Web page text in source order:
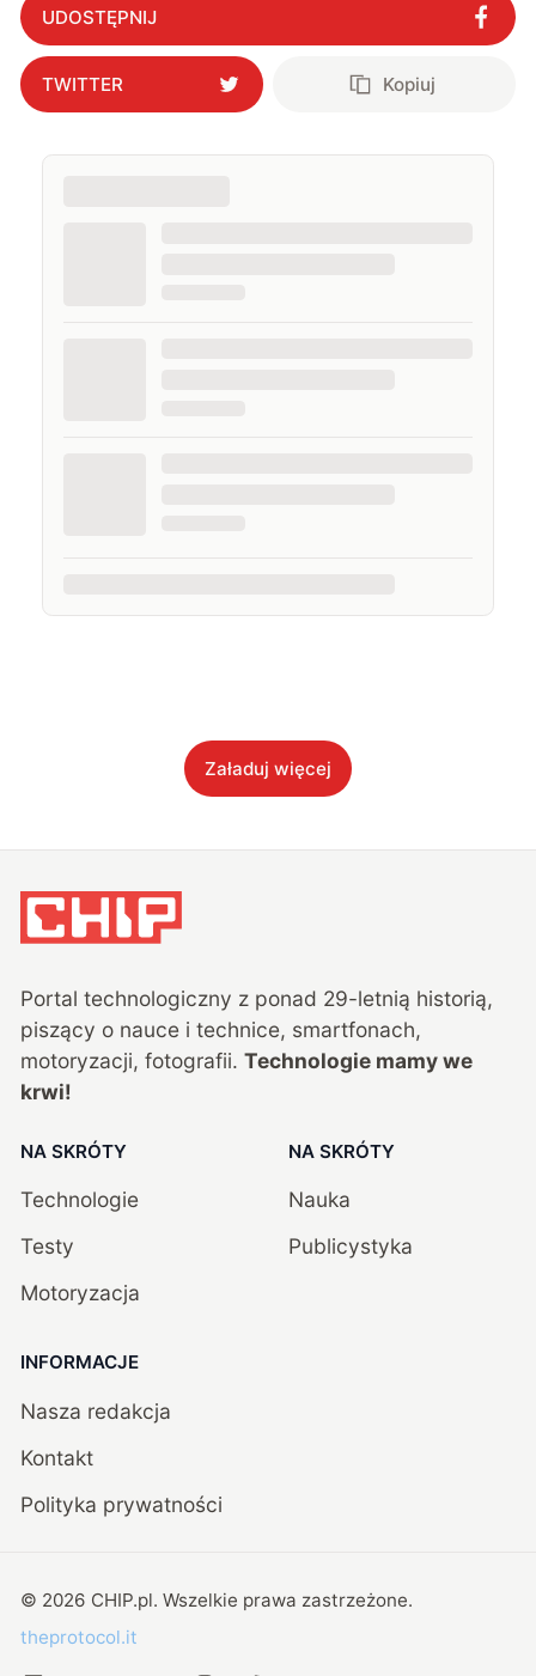
UDOSTĘPNIJ
TWITTER Kopiuj
Załaduj więcej
Portal technologiczny z ponad 29-letnią historią,
piszący o nauce i technice, smartfonach,
motoryzacji, fotografii. Technologie mamy we
krwi!
NA SKRÓTY
Technologie
Testy
Motoryzacja
NA SKRÓTY
Nauka
Publicystyka
INFORMACJE
Nasza redakcja
Kontakt
Polityka prywatności
© 2026 CHIP.pl. Wszelkie prawa zastrzeżone.
theprotocol.it